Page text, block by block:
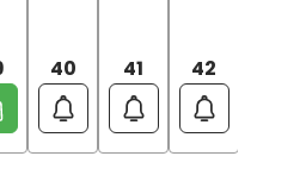
40 41 42